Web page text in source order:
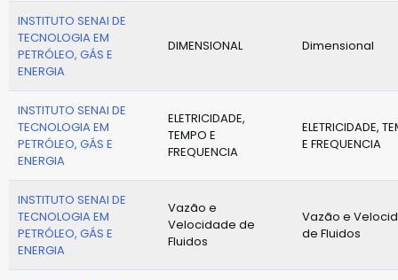
INSTITUTO SENAI DE
TECNOLOGIA EM
PETRÓLEO, GÁS E
ENERGIA
DIMENSIONAL Dimensional
INSTITUTO SENAI DE
TECNOLOGIA EM
PETRÓLEO, GÁS E
ENERGIA
ELETRICIDADE,
TEMPO E
FREQUENCIA
ELETRICIDADE,
E FREQUENCIA
INSTITUTO SENAI DE
TECNOLOGIA EM
PETRÓLEO, GÁS E
ENERGIA
Vazão e
Velocidade de
Fluidos
Vazão e
de Fluidos